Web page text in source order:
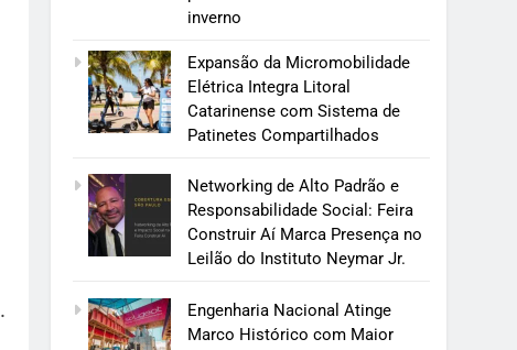
inverno
Expansão da Micromobilidade
Elétrica Integra Litoral
Catarinense com Sistema de
Patinetes Compartilhados
Networking de Alto Padrão e
Responsabilidade Social: Feira
Construir Aí Marca Presença no
Leilão do Instituto Neymar Jr.
Engenharia Nacional Atinge
Marco Histórico com Maior